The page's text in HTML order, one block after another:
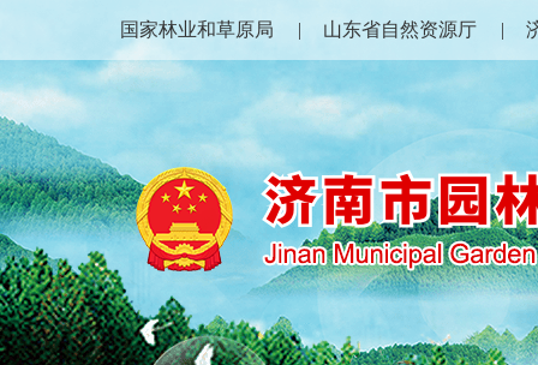
国家林业和草原局 山东省自然资源厅